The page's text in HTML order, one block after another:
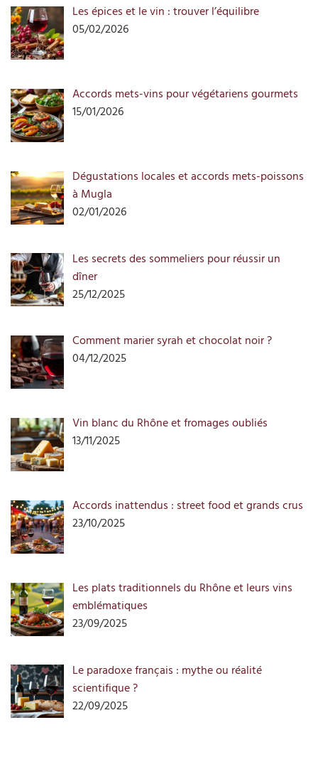
Les épices et le vin : trouver l’équilibre
05/02/2026
Accords mets-vins pour végétariens gourmets
15/01/2026
Dégustations locales et accords mets-poissons
à Mugla
02/01/2026
Les secrets des sommeliers pour réussir un
dîner
25/12/2025
Comment marier syrah et chocolat noir ?
04/12/2025
Vin blanc du Rhône et fromages oubliés
13/11/2025
Accords inattendus : street food et grands crus
23/10/2025
Les plats traditionnels du Rhône et leurs vins
emblématiques
23/09/2025
Le paradoxe français : mythe ou réalité
scientifique ?
22/09/2025